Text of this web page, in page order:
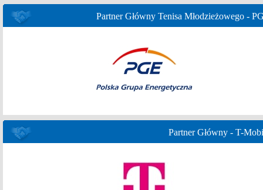
Partner Główny Tenisa Młodzieżowego -
Partner Główny - T-